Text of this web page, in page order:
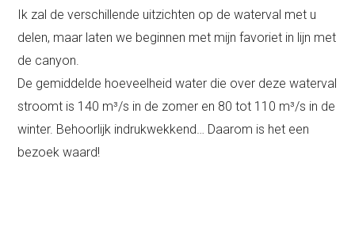
Ik zal de verschillende uitzichten op de waterval met u
delen, maar laten we beginnen met mijn favoriet in lijn met
de canyon.
De gemiddelde hoeveelheid water die over deze waterval
stroomt is 140 m³/s in de zomer en 80 tot 110 m³/s in de
winter. Behoorlijk indrukwekkend… Daarom is het een
bezoek waard!